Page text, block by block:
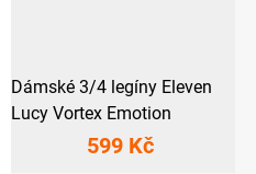
Dámské 3/4 legíny Eleven
Lucy Vortex Emotion
599 Kč